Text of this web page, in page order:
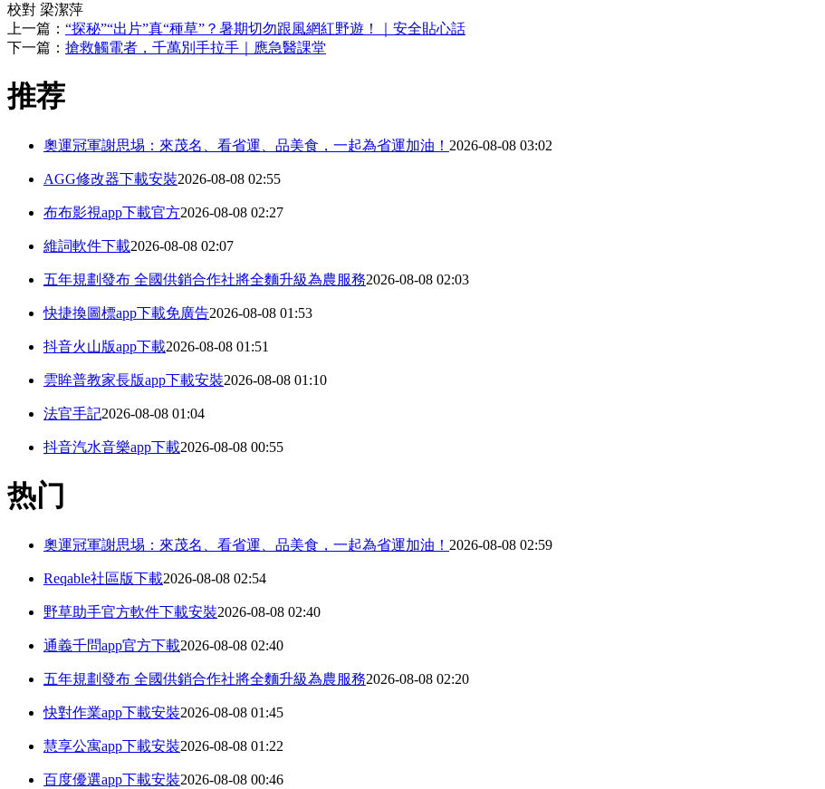
校對 梁潔萍
上一篇： “探秘”“出片”真“種草”？暑期切勿跟風網紅野遊！｜安全貼心話
下一篇： 搶救觸電者，千萬別手拉手｜應急醫課堂
推荐
奧運冠軍謝思埸：來茂名、看省運、品美食，一起為省運加油！ 2026-08-08 03:02
AGG修改器下載安裝2026-08-08 02:55
布布影視app下載官方2026-08-08 02:27
維詞軟件下載2026-08-08 02:07
五年規劃發布 全國供銷合作社將全麵升級為農服務2026-08-08 02:03
快捷換圖標app下載免廣告2026-08-08 01:53
抖音火山版app下載2026-08-08 01:51
雲眸普教家長版app下載安裝2026-08-08 01:10
法官手記2026-08-08 01:04
抖音汽水音樂app下載2026-08-08 00:55
热门
奧運冠軍謝思埸：來茂名、看省運、品美食，一起為省運加油！ 2026-08-08 02:59
Reqable社區版下載2026-08-08 02:54
野草助手官方軟件下載安裝2026-08-08 02:40
通義千問app官方下載2026-08-08 02:40
五年規劃發布 全國供銷合作社將全麵升級為農服務2026-08-08 02:20
快對作業app下載安裝2026-08-08 01:45
慧享公寓app下載安裝2026-08-08 01:22
百度優選app下載安裝2026-08-08 00:46